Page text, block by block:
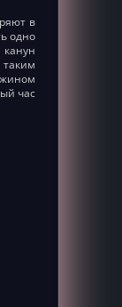
в
одно
час